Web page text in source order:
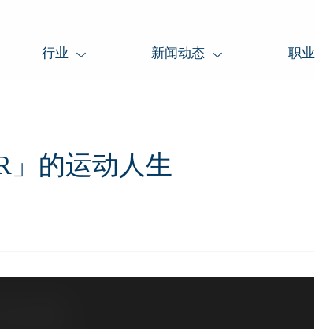
行业 新闻动态 职业
」的运动人生